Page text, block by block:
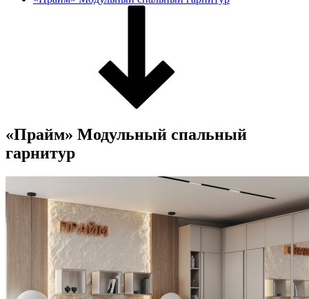
«Прайм» Модульный спальный
гарнитур